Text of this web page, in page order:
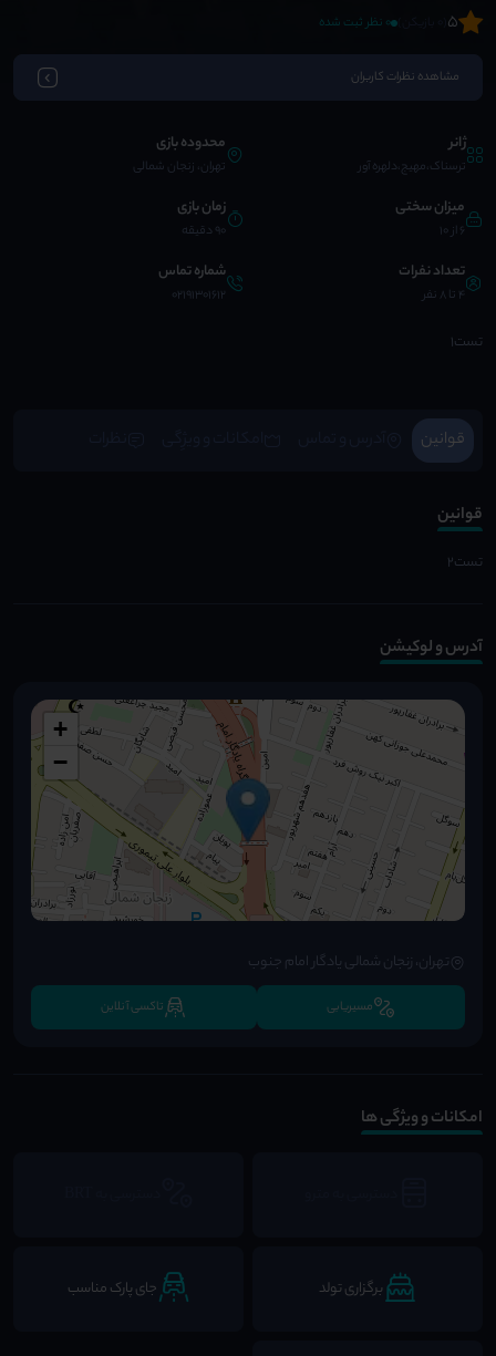
5 0 نظر ثبت شده
مشاهده نظرات کاربران
ژانر
ترسناک،مهیج،دلهره آور
محدوده بازی
تهران، زنجان شمالی
میزان سختی
6 از 10
زمان بازی
90 دقیقه
تعداد نفرات
4 تا 8 نفر
شماره تماس
02191301612
تست۱
قوانین
قوانین
تست۲
آدرس و لوکیشن
+
−
تهران، زنجان شمالی یادگار امام جنوب
مسیریابی تاکسی آنلاین
امکانات و ویژگی ها
برگزاری تولد جای پارک مناسب